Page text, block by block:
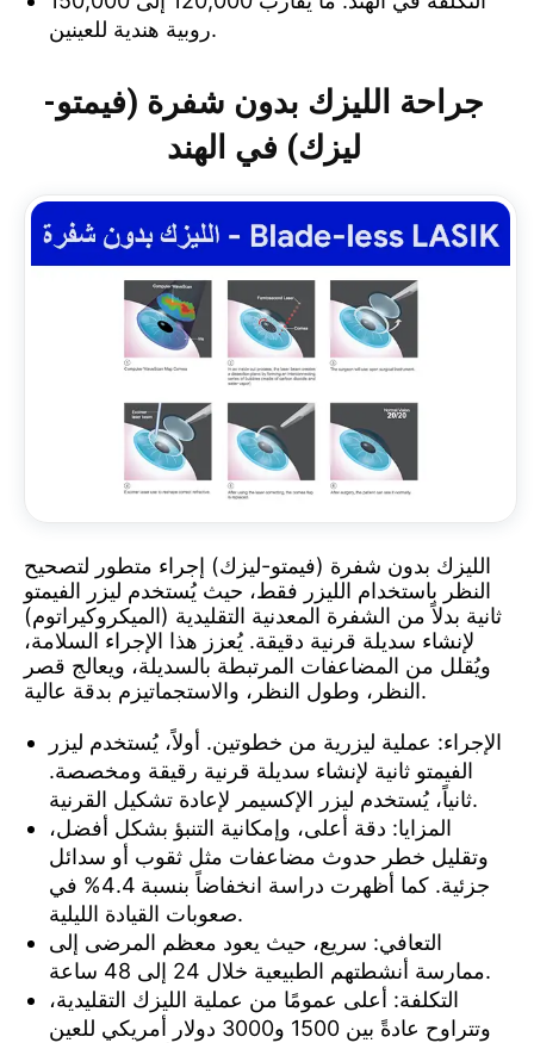
روبية هندية للعينين.
جراحة الليزك بدون شفرة (فيمتو-
ليزك) في الهند
الليزك بدون شفرة (فيمتو-ليزك) إجراء متطور لتصحيح
النظر باستخدام الليزر فقط، حيث يُستخدم ليزر الفيمتو
ثانية بدلاً من الشفرة المعدنية التقليدية (الميكروكيراتوم)
لإنشاء سديلة قرنية دقيقة. يُعزز هذا الإجراء السلامة،
ويُقلل من المضاعفات المرتبطة بالسديلة، ويعالج قصر
النظر، وطول النظر، والاستجماتيزم بدقة عالية.
الإجراء: عملية ليزرية من خطوتين. أولاً، يُستخدم ليزر
الفيمتو ثانية لإنشاء سديلة قرنية رقيقة ومخصصة.
ثانياً، يُستخدم ليزر الإكسيمر لإعادة تشكيل القرنية.
المزايا: دقة أعلى، وإمكانية التنبؤ بشكل أفضل،
وتقليل خطر حدوث مضاعفات مثل ثقوب أو سدائل
جزئية. كما أظهرت دراسة انخفاضاً بنسبة 4.4% في
صعوبات القيادة الليلية.
التعافي: سريع، حيث يعود معظم المرضى إلى
ممارسة أنشطتهم الطبيعية خلال 24 إلى 48 ساعة.
التكلفة: أعلى عمومًا من عملية الليزك التقليدية،
وتتراوح عادةً بين 1500 و3000 دولار أمريكي للعين